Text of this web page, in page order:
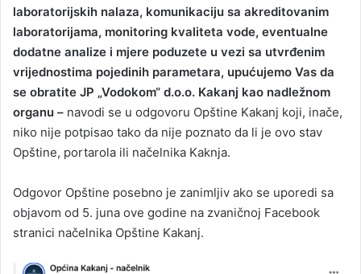
laboratorijskih nalaza, komunikaciju sa akreditovanim
laboratorijama, monitoring kvaliteta vode, eventualne
dodatne analize i mjere poduzete u vezi sa utvrđenim
vrijednostima pojedinih parametara, upućujemo Vas da
se obratite JP „Vodokom“ d.o.o. Kakanj kao nadležnom
organu – navodi se u odgovoru Opštine Kakanj koji, inače,
niko nije potpisao tako da nije poznato da li je ovo stav
Opštine, portarola ili načelnika Kaknja.
Odgovor Opštine posebno je zanimljiv ako se uporedi sa
objavom od 5. juna ove godine na zvaničnoj Facebook
stranici načelnika Opštine Kakanj.